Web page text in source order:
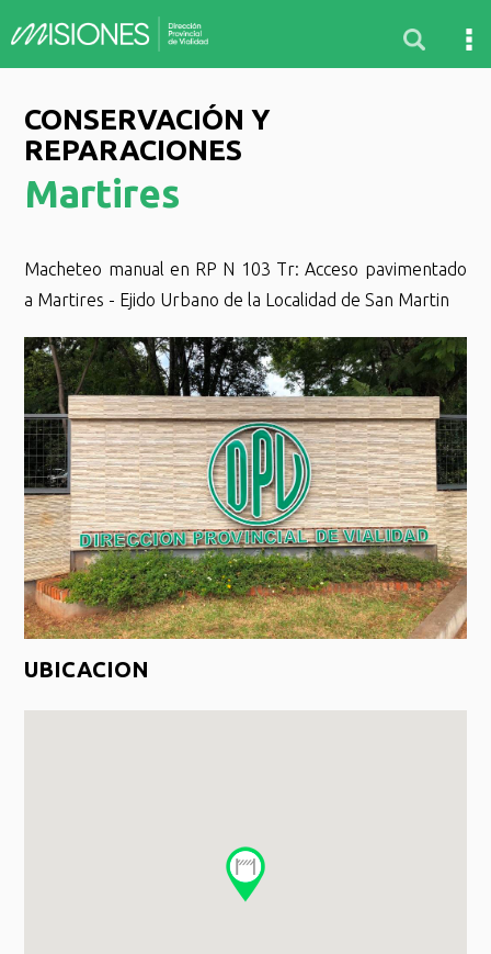
CONSERVACIÓN Y
REPARACIONES
Martires
Macheteo manual en RP N 103 Tr: Acceso pavimentado
a Martires - Ejido Urbano de la Localidad de San Martin
UBICACION